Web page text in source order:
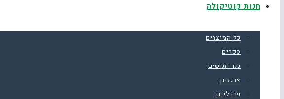
חנות קוטיקולה
כל המוצרים
ספרים
נגד יתושים
ארגזים
ערדליים